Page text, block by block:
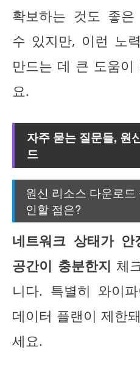
확보하는 것도 좋
수 있지만, 이런 노
만드는 데 큰 도움
요.
자주 묻는 질문들, 원
드
원신 리소스 다운로
인할 점은?
네트워크 상태가
공간이 충분한지 체
니다. 특별히 와이
데이터 플랜이 제한
세요.